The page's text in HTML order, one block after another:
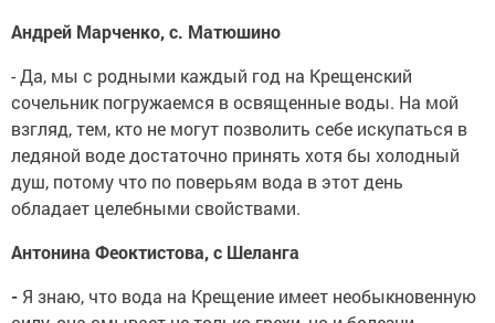
Андрей Марченко, с. Матюшино
- Да, мы с родными каждый год на Крещенский
сочельник погружаемся в освященные воды. На мой
взгляд, тем, кто не могут позволить себе искупаться в
ледяной воде достаточно принять хотя бы холодный
душ, потому что по поверьям вода в этот день
обладает целебными свойствами.
Антонина Феоктистова, с Шеланга
- Я знаю, что вода на Крещение имеет необыкновенную